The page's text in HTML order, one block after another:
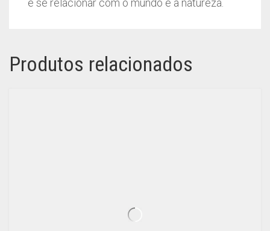
e se relacionar com o mundo e a natureza.
Produtos relacionados